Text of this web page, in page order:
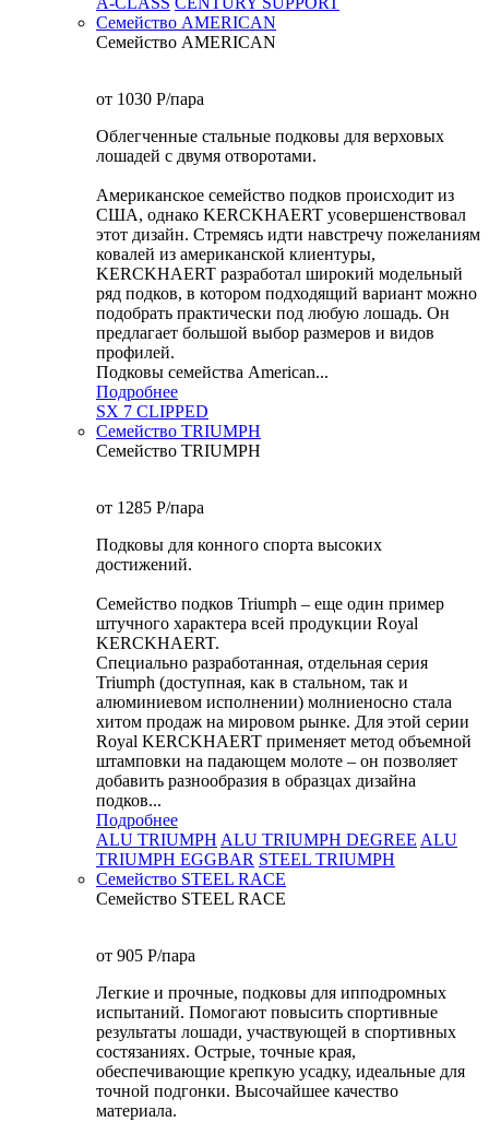
Семейство AMERICAN
Семейство AMERICAN
от 1030 P/пара
Облегченные стальные подковы для верховых
лошадей с двумя отворотами.
Американское семейство подков происходит из
США, однако KERCKHAERT усовершенствовал
этот дизайн. Стремясь идти навстречу пожеланиям
ковалей из американской клиентуры,
KERCKHAERT разработал широкий модельный
ряд подков, в котором подходящий вариант можно
подобрать практически под любую лошадь. Он
предлагает большой выбор размеров и видов
профилей.
Подковы семейства American...
Подробнее
SX 7 CLIPPED
Семейство TRIUMPH
Семейство TRIUMPH
от 1285 P/пара
Подковы для конного спорта высоких
достижений.
Семейство подков Triumph – еще один пример
штучного характера всей продукции Royal
KERCKHAERT.
Специально разработанная, отдельная серия
Triumph (доступная, как в стальном, так и
алюминиевом исполнении) молниеносно стала
хитом продаж на мировом рынке. Для этой серии
Royal KERCKHAERT применяет метод объемной
штамповки на падающем молоте – он позволяет
добавить разнообразия в образцах дизайна
подков...
Подробнее
ALU TRIUMPH ALU TRIUMPH DEGREE ALU
TRIUMPH EGGBAR STEEL TRIUMPH
Семейство STEEL RACE
Семейство STEEL RACE
от 905 P/пара
Легкие и прочные, подковы для ипподромных
испытаний. Помогают повысить спортивные
результаты лошади, участвующей в спортивных
состязаниях. Острые, точные края,
обеспечивающие крепкую усадку, идеальные для
точной подгонки. Высочайшее качество
материала.